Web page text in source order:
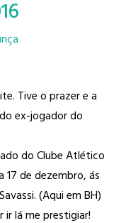
Tive o prazer e a
ex-jogador do
do Clube Atlético
17 de dezembro, ás
(Aqui em BH)
ir lá me prestigiar!